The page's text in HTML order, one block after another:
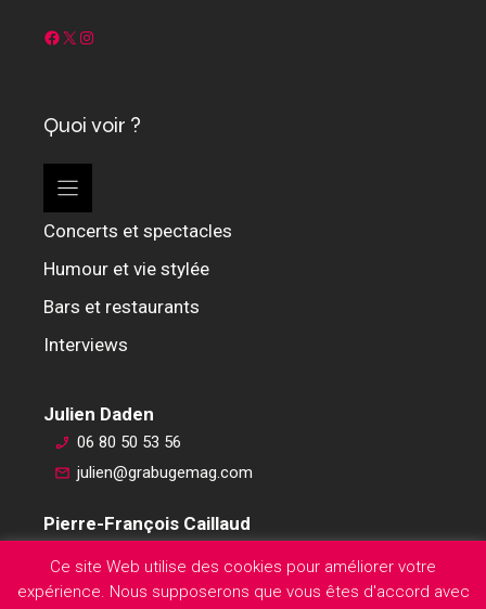
Facebook
X Instagram
Quoi voir ?
Concerts et spectacles
Humour et vie stylée
Bars et restaurants
Interviews
Julien Daden
06 80 50 53 56
julien@grabugemag.com
Pierre-François Caillaud
pierre-francois@grabugemag.com
Ce site Web utilise des cookies pour améliorer votre
expérience. Nous supposerons que vous êtes d'accord avec